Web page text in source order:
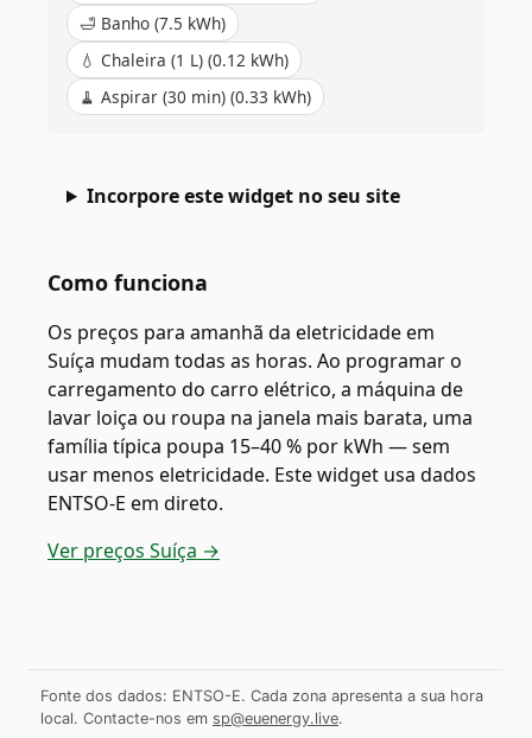
🛁 Banho (7.5 kWh)
💧 Chaleira (1 L) (0.12 kWh)
🧹 Aspirar (30 min) (0.33 kWh)
Incorpore este widget no seu site
Como funciona
Os preços para amanhã da eletricidade em
Suíça mudam todas as horas. Ao programar o
carregamento do carro elétrico, a máquina de
lavar loiça ou roupa na janela mais barata, uma
família típica poupa 15–40 % por kWh — sem
usar menos eletricidade. Este widget usa dados
ENTSO-E em direto.
Ver preços Suíça →
Fonte dos dados: ENTSO-E. Cada zona apresenta a sua hora
local. Contacte-nos em sp@euenergy.live.